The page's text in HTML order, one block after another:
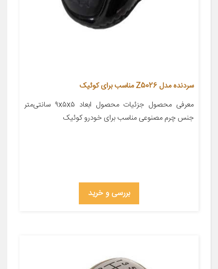
سردنده مدل Z5026 مناسب برای کوئیک
معرفی محصول جزئیات محصول ابعاد ۹x۵x۵ سانتی‌متر
جنس چرم مصنوعی مناسب برای خودرو کوئیک
بررسی و خرید